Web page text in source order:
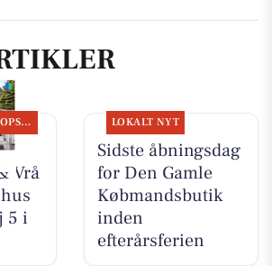
OPSLAGSTAVLEN
Vrå
5 i
LOKALT NYT
Sidste åbningsdag
for Den Gamle
Købmandsbutik
inden
efterårsferien